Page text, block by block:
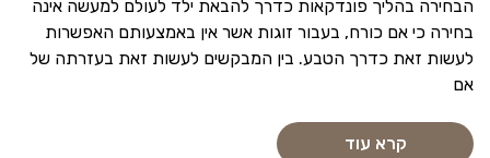
הבחירה בהליך פונדקאות כדרך להבאת ילד לעולם למעשה אינה
בחירה כי אם כורח, בעבור זוגות אשר אין באמצעותם האפשרות
לעשות זאת כדרך הטבע. בין המבקשים לעשות זאת בעזרתה של
אם
קרא עוד